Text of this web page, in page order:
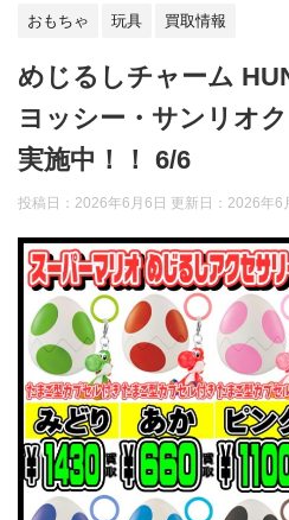
おもちゃ 玩具 買取情報
めじるしチャーム
ヨッシー・サンリオ
実施中！！ 6/6
投稿日：2026年6月6日 更新日： 2026年6